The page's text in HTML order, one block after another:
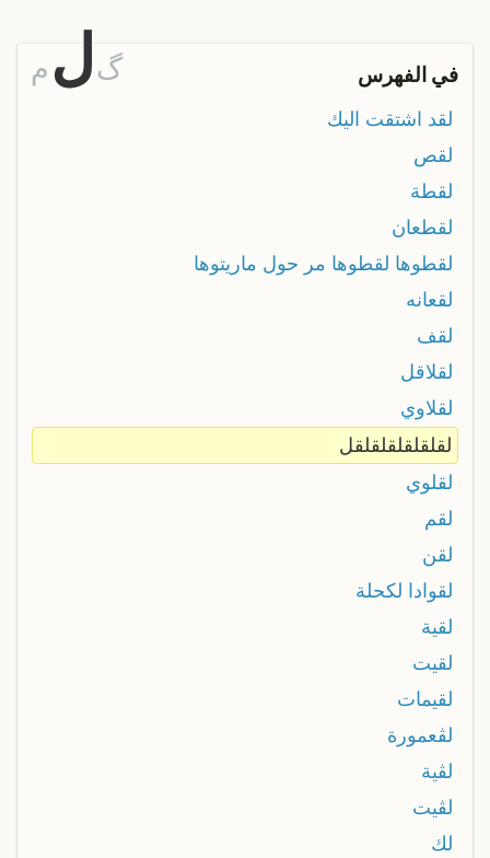
في الفهرس گل م
لقد اشتقت اليك
لقص
لقطة
لقطعان
لقطوها لقطوها مر حول ماريتوها
لقعانه
لقف
لقلاقل
لقلاوي
لقلقلقلقلقلقل
لقلوي
لقم
لقن
لقوادا لكحلة
لقية
لقيت
لقيمات
لڨعمورة
لڨية
لڨيت
لك